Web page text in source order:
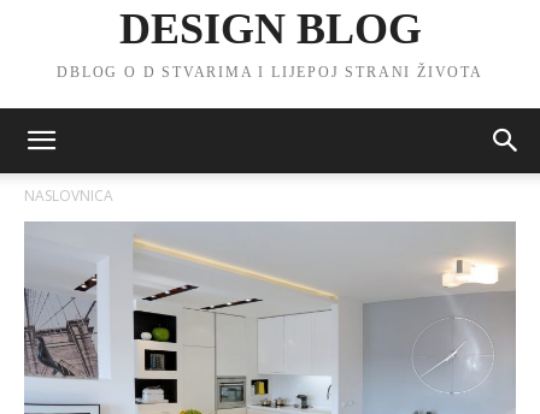
DESIGN BLOG
DBLOG O D STVARIMA I LIJEPOJ STRANI ŽIVOTA
NASLOVNICA